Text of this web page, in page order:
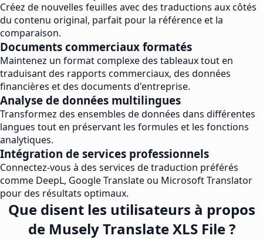
Créez de nouvelles feuilles avec des traductions aux côtés
du contenu original, parfait pour la référence et la
comparaison.
Documents commerciaux formatés
Maintenez un format complexe des tableaux tout en
traduisant des rapports commerciaux, des données
financières et des documents d'entreprise.
Analyse de données multilingues
Transformez des ensembles de données dans différentes
langues tout en préservant les formules et les fonctions
analytiques.
Intégration de services professionnels
Connectez-vous à des services de traduction préférés
comme DeepL, Google Translate ou Microsoft Translator
pour des résultats optimaux.
Que disent les utilisateurs à propos
de Musely Translate XLS File ?